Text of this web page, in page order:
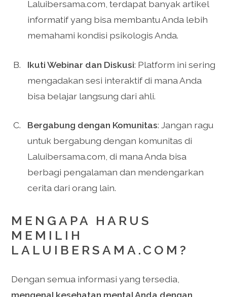
Laluibersama.com, terdapat banyak artikel
informatif yang bisa membantu Anda lebih
memahami kondisi psikologis Anda.
Ikuti Webinar dan Diskusi: Platform ini sering
mengadakan sesi interaktif di mana Anda
bisa belajar langsung dari ahli.
Bergabung dengan Komunitas: Jangan ragu
untuk bergabung dengan komunitas di
Laluibersama.com, di mana Anda bisa
berbagi pengalaman dan mendengarkan
cerita dari orang lain.
MENGAPA HARUS
MEMILIH
LALUIBERSAMA.COM?
Dengan semua informasi yang tersedia,
mengenal kesehatan mental Anda dengan